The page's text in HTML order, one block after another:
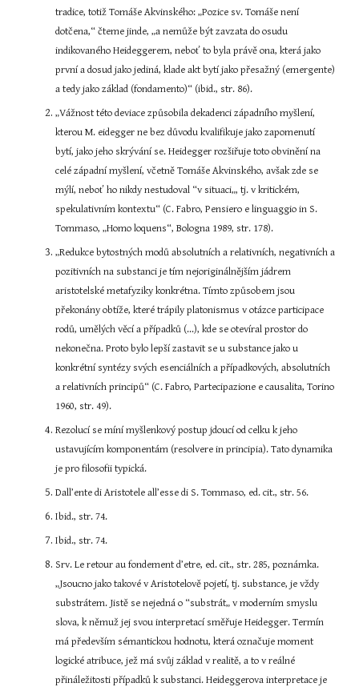
tradice, totiž Tomáše Akvinského: „Pozice sv. Tomáše není
dotčena,“ čteme jinde, „a nemůže být zavzata do osudu
indikovaného Heideggerem, neboť to byla právě ona, která jako
první a dosud jako jediná, klade akt bytí jako přesažný (emergente)
a tedy jako základ (fondamento)“ (ibid., str. 86).
„Vážnost této deviace způsobila dekadenci západního myšlení,
kterou M. eidegger ne bez důvodu kvalifikuje jako zapomenutí
bytí, jako jeho skrývání se. Heidegger rozšiřuje toto obvinění na
celé západní myšlení, včetně Tomáše Akvinského, avšak zde se
mýlí, neboť ho nikdy nestudoval “v situaci„, tj. v kritickém,
spekulativním kontextu“ (C. Fabro, Pensiero e linguaggio in S.
Tommaso, „Homo loquens“, Bologna 1989, str. 178).
„Redukce bytostných modů absolutních a relativních, negativních a
pozitivních na substanci je tím nejoriginálnějším jádrem
aristotelské metafyziky konkrétna. Tímto způsobem jsou
překonány obtíže, které trápily platonismus v otázce participace
rodů, umělých věcí a případků (...), kde se otevíral prostor do
nekonečna. Proto bylo lepší zastavit se u substance jako u
konkrétní syntézy svých esenciálních a případkových, absolutních
a relativních principů“ (C. Fabro, Partecipazione e causalita, Torino
1960, str. 49).
Rezolucí se míní myšlenkový postup jdoucí od celku k jeho
ustavujícím komponentám (resolvere in principia). Tato dynamika
je pro filosofii typická.
Dall’ente di Aristotele all’esse di S. Tommaso, ed. cit., str. 56.
Ibid., str. 74.
Ibid., str. 74.
Srv. Le retour au fondement d’etre, ed. cit., str. 285, poznámka.
„Jsoucno jako takové v Aristotelově pojetí, tj. substance, je vždy
substrátem. Jistě se nejedná o “substrát„ v moderním smyslu
slova, k němuž jej svou interpretací směřuje Heidegger. Termín
má především sémantickou hodnotu, která označuje moment
logické atribuce, jež má svůj základ v realitě, a to v reálné
přináležitosti případků k substanci. Heideggerova interpretace je